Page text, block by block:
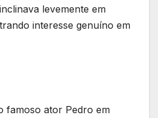
levemente em
interesse genuíno em
famoso ator Pedro em